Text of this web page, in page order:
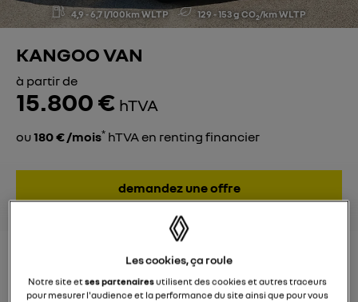
4,9 - 6,7 l/100km WLTP 129 - 153 g CO2/km WLTP
KANGOO VAN
à partir de
15.800 € hTVA
ou180 € /mois* hTVA en renting financier
demandez une offre
RENTING FINANCIER
À PARTIR DE180 € /MOIS*HTVA
Les cookies, ça roule
Notre site etses partenairesutilisent des cookies et autres traceurs
pour mesurer l'audience et la performance du site ainsi que pour vous